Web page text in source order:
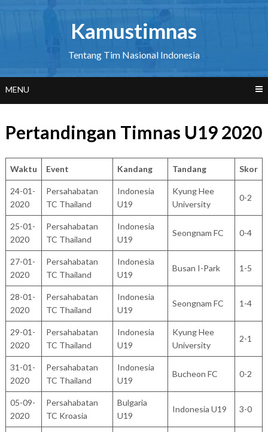
Kamustimnas
Tentang Tim Nasional Indonesia
MENU
Pertandingan Timnas U19 2020
Waktu Event Kandang Tandang Skor
24-01-
2020
Persahabatan
TC Thailand
Indonesia
U19
Kyung Hee
University
0-2
25-01-
2020
Persahabatan
TC Thailand
Indonesia
U19
Seongnam FC 0-4
27-01-
2020
Persahabatan
TC Thailand
Indonesia
U19
Busan I-Park 1-5
28-01-
2020
Persahabatan
TC Thailand
Indonesia
U19
Seongnam FC 1-4
29-01-
2020
Persahabatan
TC Thailand
Indonesia
U19
Kyung Hee
University
2-1
31-01-
2020
Persahabatan
TC Thailand
Indonesia
U19
Bucheon FC 0-2
05-09-
2020
Persahabatan
TC Kroasia
Bulgaria
U19
Indonesia U19 3-0